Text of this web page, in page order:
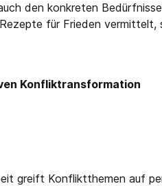
den konkreten
für Frieden
Konfliktransformation
greift Konfliktthemen auf